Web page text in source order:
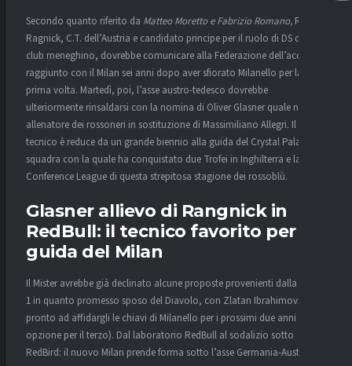
Secondo quanto riferito da Matteo Moretto e Fabrizio Romano, Ralf
Ragnick, C.T. dell’Austria e candidato principe per il ruolo di DS del
club meneghino, dovrebbe comunicare alla Federazione dell’accordo
raggiunto con il Milan sei anni dopo aver sfiorato Milanello per la
prima volta. Martedì, poi, l’asse austro-tedesco dovrebbe
ulteriormente rinsaldarsi con la nomina di Oliver Glasner quale nuovo
allenatore dei rossoneri in sostituzione di Massimiliano Allegri. Il
tecnico è reduce da un grande biennio alla guida del Crystal Palace,
squadra con la quale ha conquistato due Trofei in Inghilterra e la
Conference League di questa strepitosa stagione dei rossoblù.
Glasner allievo di Rangnick in
RedBull: il tecnico favorito per la
guida del Milan
Il Mister avrebbe già declinato alcune proposte provenienti dalla Ligue
1 in quanto promesso sposo del Diavolo, con Zlatan Ibrahimovic
pronto ad affidargli le chiavi di Milanello per i prossimi due anni (con
opzione per il terzo). Dal laboratorio RedBull al sodalizio sotto
RedBird: il nuovo Milan prende forma sotto l’asse Germania-Austria.